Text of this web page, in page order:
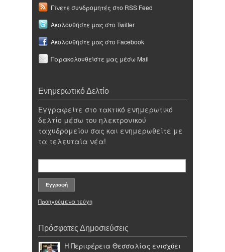
Γίνετε συνδρομητές στο RSS Feed
Ακολουθήστε μας στο Twitter
Ακολουθήστε μας στο Facebook
Παρακολουθείστε μας μέσω Mail
Ενημερωτικό Δελτίο
Εγγραφείτε στο τακτικό ενημερωτικό
δελτίο μέσω του ηλεκτρονικού
ταχυδρομείου σας και ενημερωθείτε με
τα τελευταία νέα!
Προηγούμενα τεύχη
Πρόσφατες Δημοσιεύσεις
Η Περιφέρεια Θεσσαλίας ενισχύει